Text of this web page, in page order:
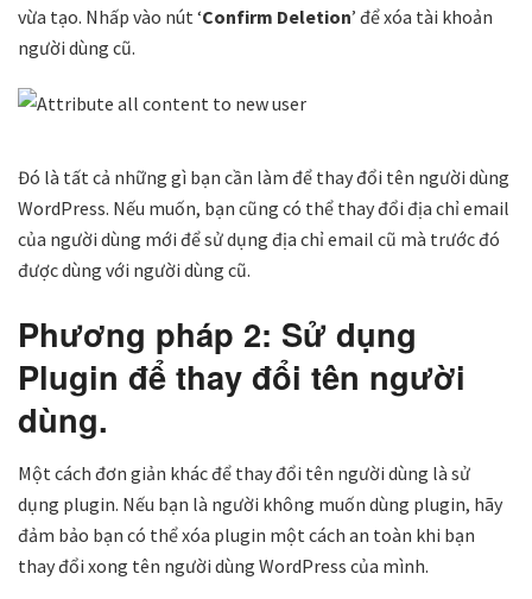
vừa tạo. Nhấp vào nút ‘Confirm Deletion’ để xóa tài khoản
người dùng cũ.
Đó là tất cả những gì bạn cần làm để thay đổi tên người dùng
WordPress. Nếu muốn, bạn cũng có thể thay đổi địa chỉ email
của người dùng mới để sử dụng địa chỉ email cũ mà trước đó
được dùng với người dùng cũ.
Phương pháp 2: Sử dụng
Plugin để thay đổi tên người
dùng.
Một cách đơn giản khác để thay đổi tên người dùng là sử
dụng plugin. Nếu bạn là người không muốn dùng plugin, hãy
đảm bảo bạn có thể xóa plugin một cách an toàn khi bạn
thay đổi xong tên người dùng WordPress của mình.